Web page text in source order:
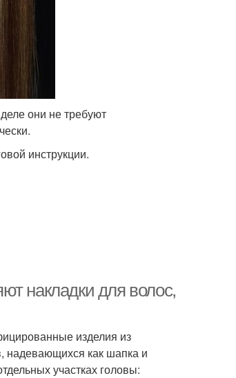
они не требуют
инструкции.
накладки для волос,
изделия из
надевающихся как шапка и
участках головы: